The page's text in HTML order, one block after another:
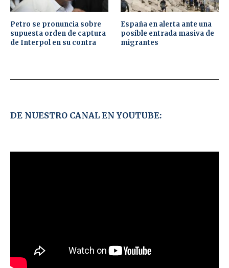
Petro se pronuncia sobre
supuesta orden de captura
de Interpol en su contra
España en alerta ante una
posible entrada masiva de
migrantes
DE NUESTRO CANAL EN YOUTUBE: